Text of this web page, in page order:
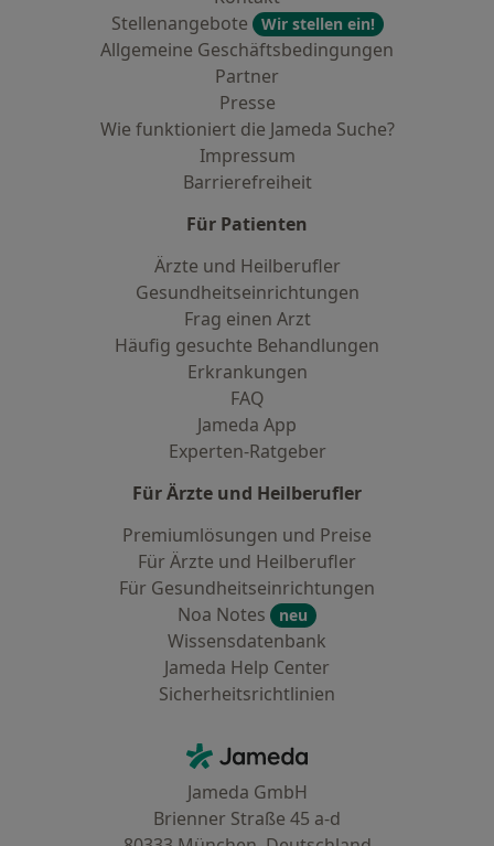
Stellenangebote
Wir stellen ein!
Allgemeine Geschäftsbedingungen
Partner
Presse
Wie funktioniert die Jameda Suche?
Impressum
Barrierefreiheit
Für Patienten
Ärzte und Heilberufler
Gesundheitseinrichtungen
Frag einen Arzt
Häufig gesuchte Behandlungen
Erkrankungen
FAQ
Jameda App
Experten-Ratgeber
Für Ärzte und Heilberufler
Premiumlösungen und Preise
Für Ärzte und Heilberufler
Für Gesundheitseinrichtungen
Noa Notes
neu
Wissensdatenbank
Jameda Help Center
Sicherheitsrichtlinien
Jameda - Startseite
Jameda GmbH
Brienner Straße 45 a-d